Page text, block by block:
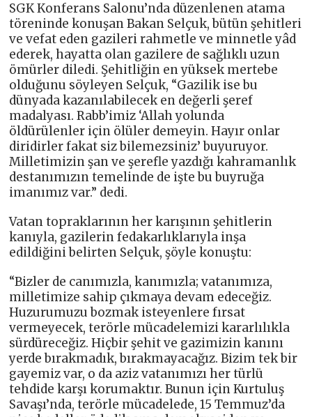
SGK Konferans Salonu’nda düzenlenen atama
töreninde konuşan Bakan Selçuk, bütün şehitleri
ve vefat eden gazileri rahmetle ve minnetle yâd
ederek, hayatta olan gazilere de sağlıklı uzun
ömürler diledi. Şehitliğin en yüksek mertebe
olduğunu söyleyen Selçuk, “Gazilik ise bu
dünyada kazanılabilecek en değerli şeref
madalyası. Rabb’imiz ‘Allah yolunda
öldürülenler için ölüler demeyin. Hayır onlar
diridirler fakat siz bilemezsiniz’ buyuruyor.
Milletimizin şan ve şerefle yazdığı kahramanlık
destanımızın temelinde de işte bu buyruğa
imanımız var.” dedi.
Vatan topraklarının her karışının şehitlerin
kanıyla, gazilerin fedakarlıklarıyla inşa
edildiğini belirten Selçuk, şöyle konuştu:
“Bizler de canımızla, kanımızla; vatanımıza,
milletimize sahip çıkmaya devam edeceğiz.
Huzurumuzu bozmak isteyenlere fırsat
vermeyecek, terörle mücadelemizi kararlılıkla
sürdüreceğiz. Hiçbir şehit ve gazimizin kanını
yerde bırakmadık, bırakmayacağız. Bizim tek bir
gayemiz var, o da aziz vatanımızı her türlü
tehdide karşı korumaktır. Bunun için Kurtuluş
Savaşı’nda, terörle mücadelede, 15 Temmuz’da